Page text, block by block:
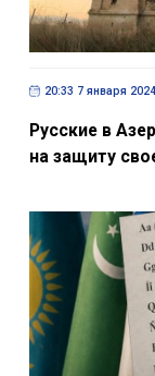
20:33 7 января 2024
Русские в
на защиту